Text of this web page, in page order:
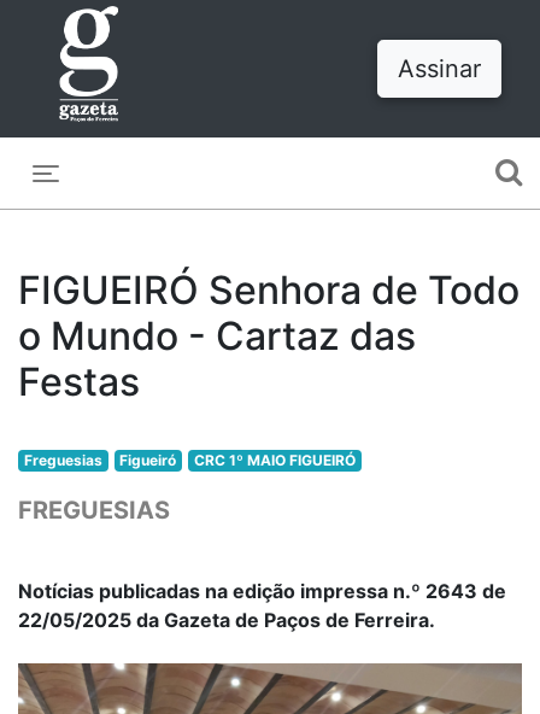
Assinar
FIGUEIRÓ Senhora de Todo
o Mundo - Cartaz das
Festas
Freguesias Figueiró CRC 1º MAIO FIGUEIRÓ
FREGUESIAS
Notícias publicadas na edição impressa n.º 2643 de
22/05/2025 da Gazeta de Paços de Ferreira.